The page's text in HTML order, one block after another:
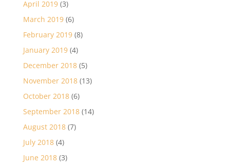
April 2019(3)
March 2019(6)
February 2019(8)
January 2019(4)
December 2018(5)
November 2018(13)
October 2018(6)
September 2018(14)
August 2018(7)
July 2018(4)
June 2018(3)